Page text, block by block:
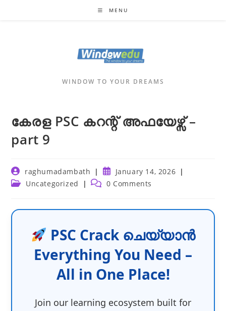
MENU
WINDOW TO YOUR DREAMS
കേരള PSC കറന്റ് അഫയേഴ്സ് –
part 9
Post
author:
raghumadambath
Post
published:
January 14, 2026
Post Uncategorized
Post 0 Comments
PSC Crack ചെയ്യാൻ
Everything You Need –
All in One Place!
Join our learning ecosystem built for